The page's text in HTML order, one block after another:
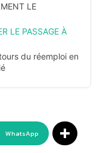
LE
LE PASSAGE À
du réemploi en
WhatsApp